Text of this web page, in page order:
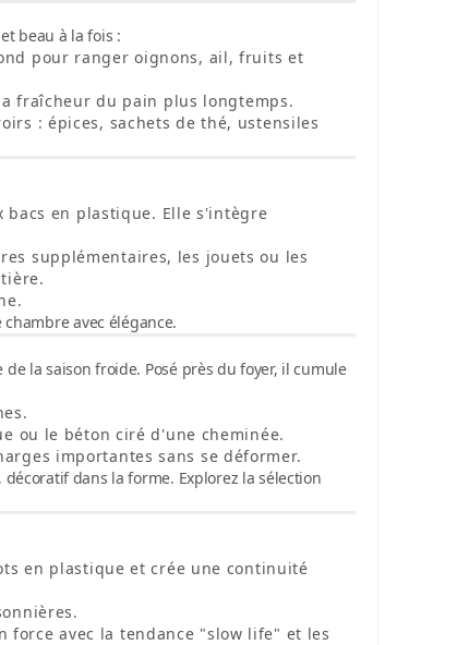
beau à la fois :
pour ranger oignons, ail, fruits et
fraîcheur du pain plus longtemps.
: épices, sachets de thé, ustensiles
en plastique. Elle s'intègre
supplémentaires, les jouets ou les
avec élégance.
la saison froide. Posé près du foyer, il cumule
ou le béton ciré d'une cheminée.
importantes sans se déformer.
dans la forme. Explorez la sélection
en plastique et crée une continuité
avec la tendance "slow life" et les